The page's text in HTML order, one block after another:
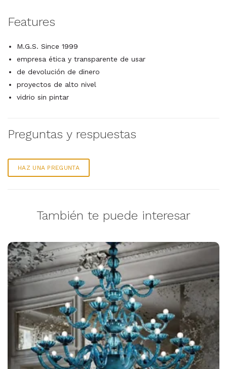
Features
M.G.S. Since 1999
empresa ética y transparente de usar
de devolución de dinero
proyectos de alto nivel
vidrio sin pintar
Preguntas y respuestas
HAZ UNA PREGUNTA
También te puede interesar